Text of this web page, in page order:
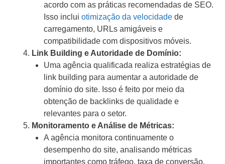
acordo com as práticas recomendadas de SEO.
Isso inclui otimização da velocidade de
carregamento, URLs amigáveis e
compatibilidade com dispositivos móveis.
Link Building e Autoridade de Domínio:
Uma agência qualificada realiza estratégias de
link building para aumentar a autoridade de
domínio do site. Isso é feito por meio da
obtenção de backlinks de qualidade e
relevantes para o setor.
Monitoramento e Análise de Métricas:
A agência monitora continuamente o
desempenho do site, analisando métricas
importantes como tráfego, taxa de conversão,